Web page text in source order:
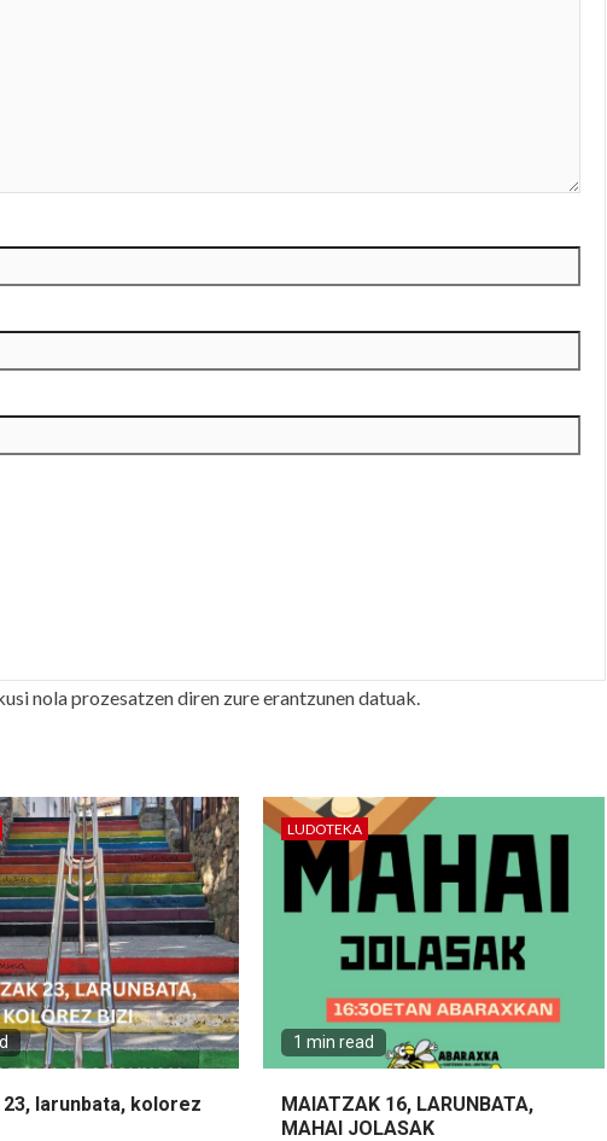
nola prozesatzen diren zure erantzunen datuak.
23, larunbata, kolorez
LUDOTEKA
1 min read
MAIATZAK 16, LARUNBATA,
MAHAI JOLASAK